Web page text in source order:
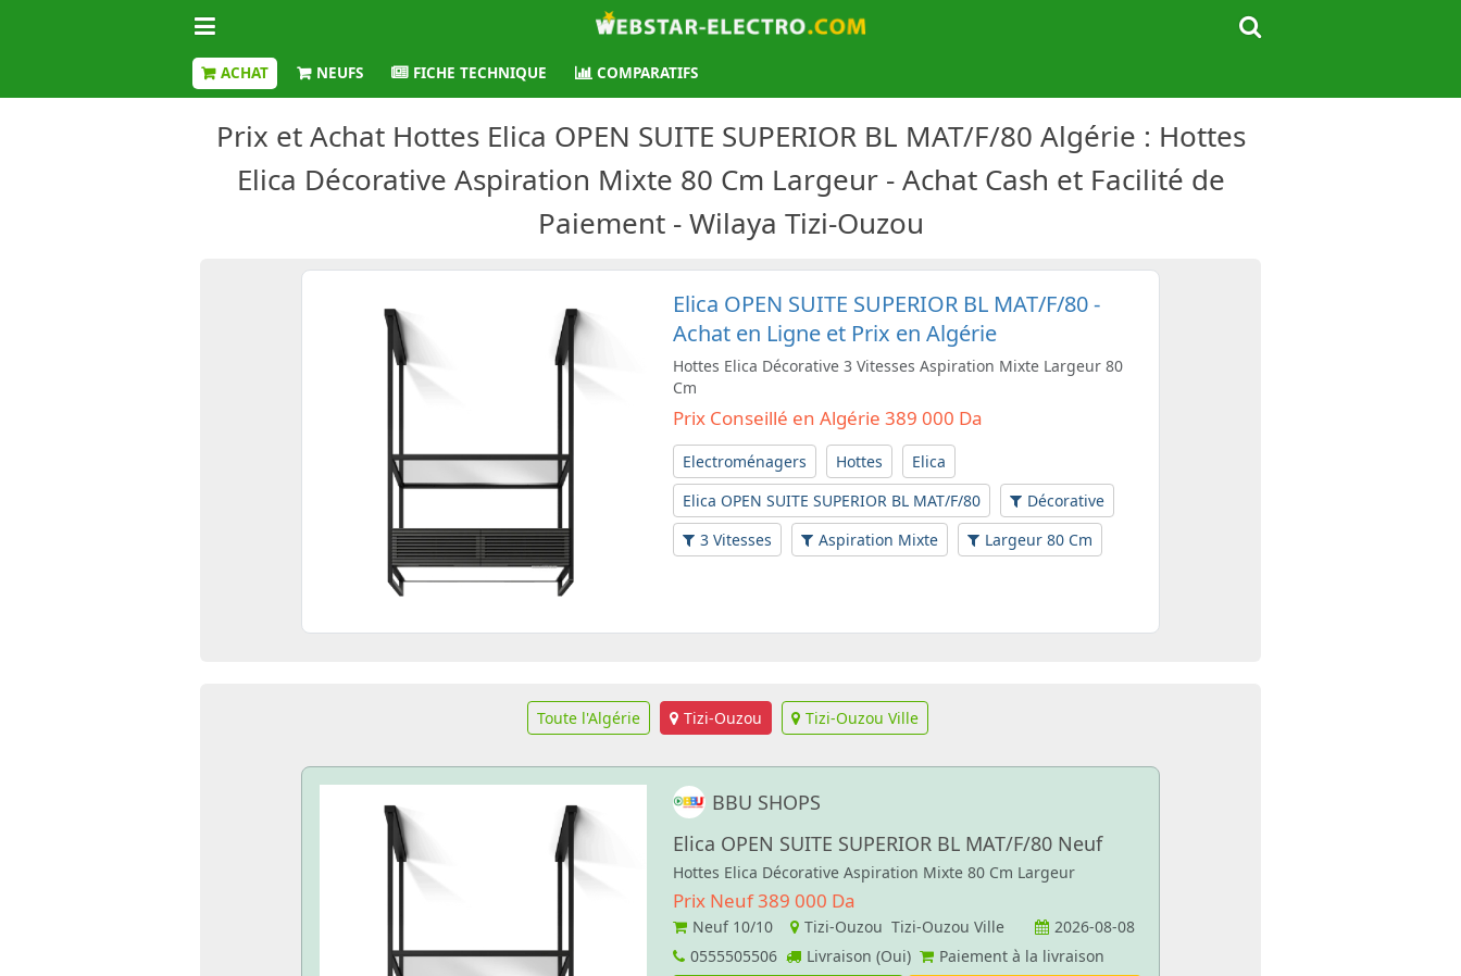
ACHAT NEUFS FICHE TECHNIQUE COMPARATIFS
Prix et Achat Hottes Elica OPEN SUITE SUPERIOR BL MAT/F/80 Algérie : Hottes
Elica Décorative Aspiration Mixte 80 Cm Largeur - Achat Cash et Facilité de
Paiement - Wilaya Tizi-Ouzou
Elica OPEN SUITE SUPERIOR BL MAT/F/80 -
Achat en Ligne et Prix en Algérie
Hottes Elica Décorative 3 Vitesses Aspiration Mixte Largeur 80
Cm
Prix Conseillé en Algérie 389 000 Da
Electroménagers Hottes
Elica
Elica OPEN SUITE SUPERIOR BL MAT/F/80
Décorative
3 Vitesses
Aspiration Mixte Largeur 80 Cm
Toute l'Algérie Tizi-Ouzou Tizi-Ouzou Ville
BBU SHOPS
Elica OPEN SUITE SUPERIOR BL MAT/F/80 Neuf
Hottes Elica Décorative Aspiration Mixte 80 Cm Largeur
Prix Neuf 389 000 Da
Neuf 10/10 Tizi-Ouzou Tizi-Ouzou Ville
2026-08-08
0555505506
Livraison (Oui)
Paiement à la livraison